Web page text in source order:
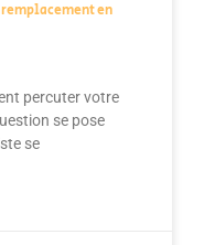
en
percuter votre
se pose
se